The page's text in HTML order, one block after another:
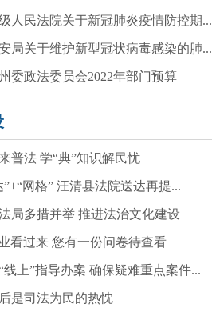
人民法院关于新冠肺炎疫情防控期...
局关于维护新型冠状病毒感染的肺...
委政法委员会2022年部门预算
普法 学“典”知识解民忧
”+“网格” 汪清县法院送达再提...
局多措并举 推进法治文化建设
看过来 您有一份问卷待查看
线上”指导办案 确保疑难重点案件...
是司法为民的热忱